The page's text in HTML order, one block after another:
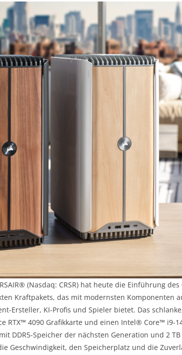
(Nasdaq: CRSR) hat heute die Einführung des
Kraftpakets, das mit modernsten Komponenten
Ersteller, KI-Profis und Spieler bietet. Das
RTX™ 4090 Grafikkarte und einen Intel® Core™ i9-
DDR5-Speicher der nächsten Generation und 2 TB
Geschwindigkeit, den Speicherplatz und die